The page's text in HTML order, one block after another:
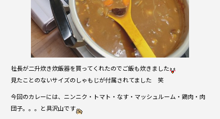
社長が二升炊き炊飯器を買ってくれたのでご飯も炊きました
見たことのないサイズのしゃもじが付属されてました 笑
今回のカレーには、ニンニク・トマト・なす・マッシュルーム・鶏肉・肉
団子。。。と具沢山です